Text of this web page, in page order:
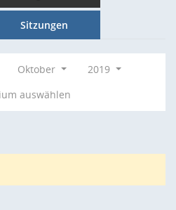
Sitzungen
Oktober
2019
auswählen